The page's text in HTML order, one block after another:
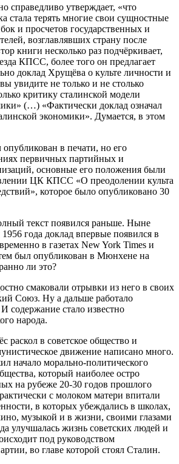
справедливо утверждает, «что
стала терять многие свои сущностные
и просчетов государственных и
возглавлявших страну после
книги несколько раз подчёркивает,
КПСС, более того он предлагает
доклад Хрущёва о культе личности и
увидите не только и не столько
критику сталинской модели
(…) «Фактически доклад означал
экономики». Думается, в этом
в печати, но его
первичных партийных и
основные его положения были
ЦК КПСС «О преодолении культа
которое было опубликовано 30
текст появился раньше. Ныне
года доклад впервые появился в
в газетах New York Times и
был опубликован в Мюнхене на
ли это?
смаковали отрывки из него в своих
Союз. Ну а дальше работало
содержание стало известно
народа.
раскол в советское общество и
движение написано много.
начало морально-политического
который наиболее остро
на рубеже 20-30 годов прошлого
с молоком матери впитали
в которых убеждались в школах,
музыкой и в жизни, своими глазами
улучшалась жизнь советских людей и
под руководством
во главе которой стоял Сталин.